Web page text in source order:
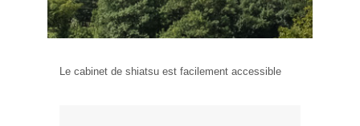
Le cabinet de shiatsu est facilement accessible